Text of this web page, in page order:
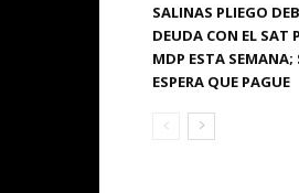
SALINAS PLIEGO
DEUDA CON EL SAT
MDP ESTA
ESPERA QUE PAGUE